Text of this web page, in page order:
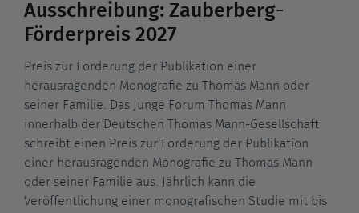
Ausschreibung: Zauberberg-
Förderpreis 2027
Preis zur Förderung der Publikation einer
herausragenden Monografie zu Thomas Mann oder
seiner Familie. Das Junge Forum Thomas Mann
innerhalb der Deutschen Thomas Mann-Gesellschaft
schreibt einen Preis zur Förderung der Publikation
einer herausragenden Monografie zu Thomas Mann
oder seiner Familie aus. Jährlich kann die
Veröffentlichung einer monografischen Studie mit bis